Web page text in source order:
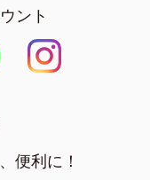
ント
便利に！